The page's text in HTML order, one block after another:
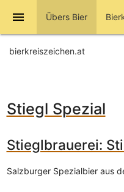
menu Übers Bier
bierkreiszeichen.at
Stiegl Spezial
Stieglbrauerei:
Salzburger Spezialbier aus